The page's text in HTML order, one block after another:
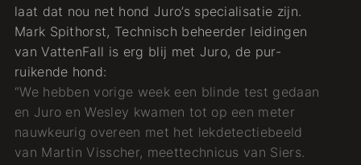
laat dat nou net hond Juro’s specialisatie zijn.
Mark Spithorst, Technisch beheerder leidingen
van VattenFall is erg blij met Juro, de pur-
ruikende hond:
“We hebben vorige week een blinde test gedaan
en Juro en Wesley kwamen tot op een meter
nauwkeurig overeen met het lekdetectiebeeld
van Martin Visscher, meettechnicus van Siers.